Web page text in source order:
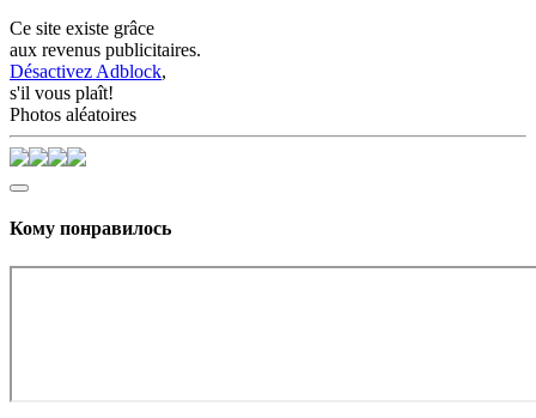
Ce site existe grâce
aux revenus publicitaires.
Désactivez Adblock,
s'il vous plaît!
Photos aléatoires
Кому понравилось